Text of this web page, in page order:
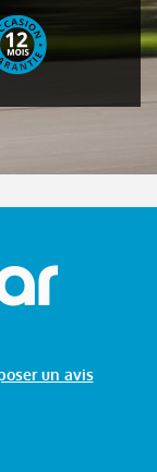
un avis